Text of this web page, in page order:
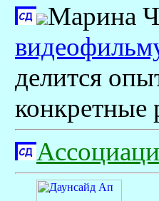
Марина
делится
конкретные